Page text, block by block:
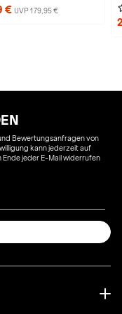
€ UVP 179,95 €
Bewertungsanfragen von
kann jederzeit auf
Ende jeder E-Mail widerrufen